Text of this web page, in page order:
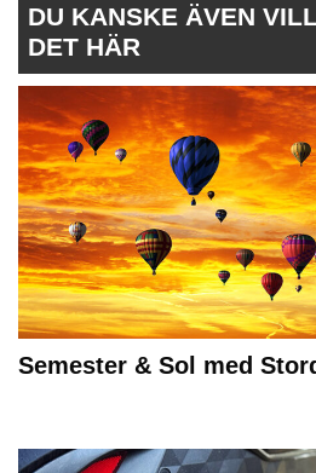
DU KANSKE ÄVEN
DET HÄR
Semester & Sol med